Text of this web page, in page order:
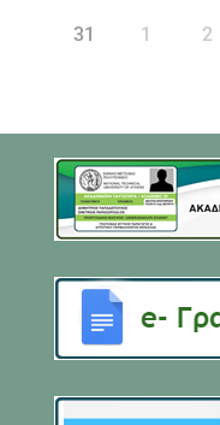
31 1 2